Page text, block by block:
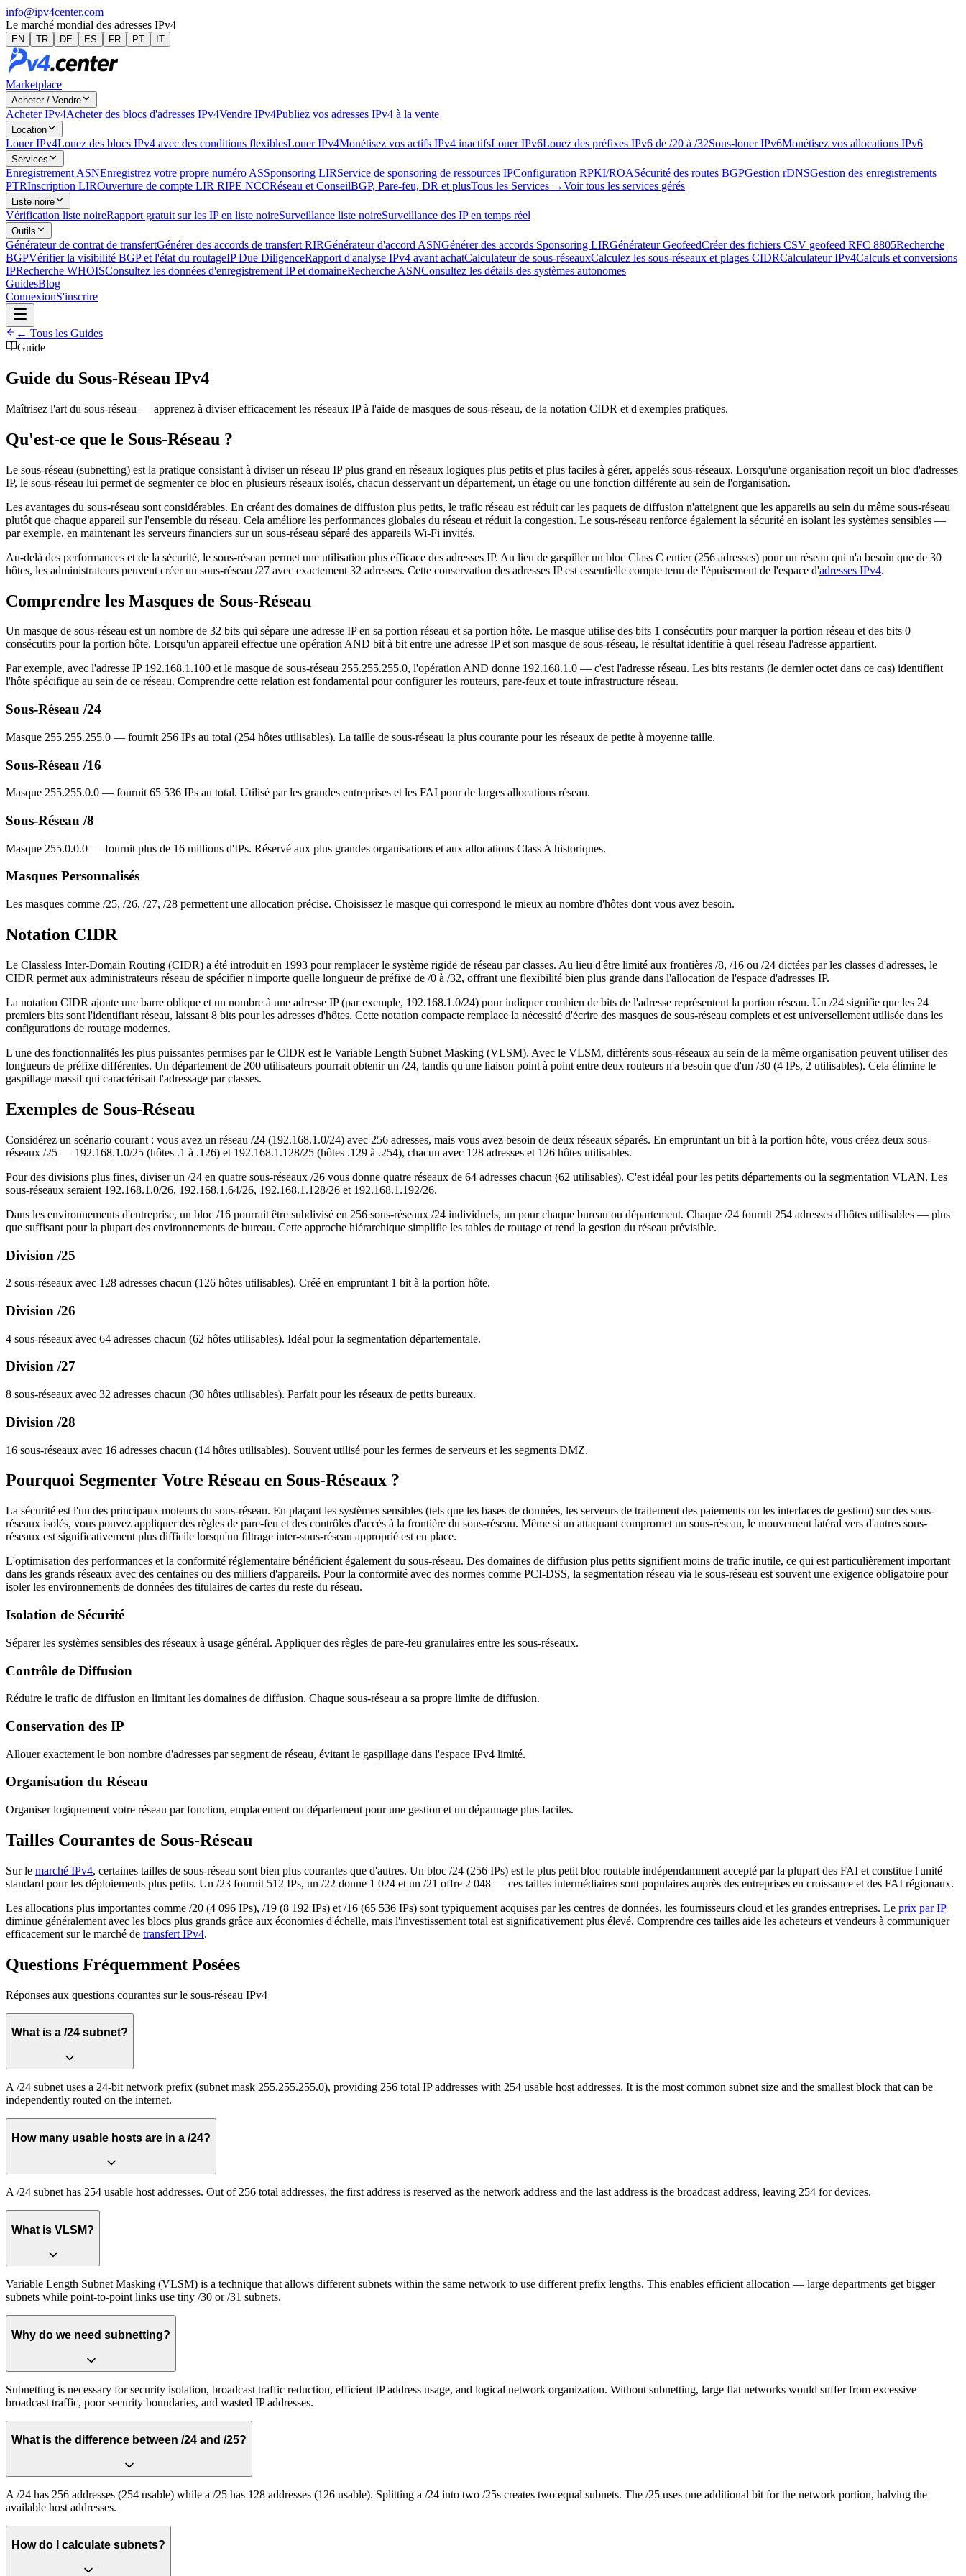
info@ipv4center.com
Le marché mondial des adresses IPv4
EN TR DE ES FR PT IT
Marketplace
Acheter / Vendre
Acheter IPv4Acheter des blocs d'adresses IPv4Vendre IPv4Publiez vos adresses IPv4 à la vente
Location
Louer IPv4Louez des blocs IPv4 avec des conditions flexiblesLouer IPv4Monétisez vos actifs IPv4 inactifsLouer IPv6Louez des préfixes IPv6 de /20 à /32Sous-louer IPv6Monétisez vos allocations IPv6
Services
Enregistrement ASNEnregistrez votre propre numéro ASSponsoring LIRService de sponsoring de ressources IPConfiguration RPKI/ROASécurité des routes BGPGestion rDNSGestion des enregistrements
PTRInscription LIROuverture de compte LIR RIPE NCCRéseau et ConseilBGP, Pare-feu, DR et plusTous les Services →Voir tous les services gérés
Liste noire
Vérification liste noireRapport gratuit sur les IP en liste noireSurveillance liste noireSurveillance des IP en temps réel
Outils
Générateur de contrat de transfertGénérer des accords de transfert RIRGénérateur d'accord ASNGénérer des accords Sponsoring LIRGénérateur GeofeedCréer des fichiers CSV geofeed RFC 8805Recherche
BGPVérifier la visibilité BGP et l'état du routageIP Due DiligenceRapport d'analyse IPv4 avant achatCalculateur de sous-réseauxCalculez les sous-réseaux et plages CIDRCalculateur IPv4Calculs et conversions
IPRecherche WHOISConsultez les données d'enregistrement IP et domaineRecherche ASNConsultez les détails des systèmes autonomes
GuidesBlog
ConnexionS'inscrire
← Tous les Guides
Guide
Guide du Sous-Réseau IPv4
Maîtrisez l'art du sous-réseau — apprenez à diviser efficacement les réseaux IP à l'aide de masques de sous-réseau, de la notation CIDR et d'exemples pratiques.
Qu'est-ce que le Sous-Réseau ?
Le sous-réseau (subnetting) est la pratique consistant à diviser un réseau IP plus grand en réseaux logiques plus petits et plus faciles à gérer, appelés sous-réseaux. Lorsqu'une organisation reçoit un bloc d'adresses
IP, le sous-réseau lui permet de segmenter ce bloc en plusieurs réseaux isolés, chacun desservant un département, un étage ou une fonction différente au sein de l'organisation.
Les avantages du sous-réseau sont considérables. En créant des domaines de diffusion plus petits, le trafic réseau est réduit car les paquets de diffusion n'atteignent que les appareils au sein du même sous-réseau
plutôt que chaque appareil sur l'ensemble du réseau. Cela améliore les performances globales du réseau et réduit la congestion. Le sous-réseau renforce également la sécurité en isolant les systèmes sensibles —
par exemple, en maintenant les serveurs financiers sur un sous-réseau séparé des appareils Wi-Fi invités.
Au-delà des performances et de la sécurité, le sous-réseau permet une utilisation plus efficace des adresses IP. Au lieu de gaspiller un bloc Class C entier (256 adresses) pour un réseau qui n'a besoin que de 30
hôtes, les administrateurs peuvent créer un sous-réseau /27 avec exactement 32 adresses. Cette conservation des adresses IP est essentielle compte tenu de l'épuisement de l'espace d'adresses IPv4.
Comprendre les Masques de Sous-Réseau
Un masque de sous-réseau est un nombre de 32 bits qui sépare une adresse IP en sa portion réseau et sa portion hôte. Le masque utilise des bits 1 consécutifs pour marquer la portion réseau et des bits 0
consécutifs pour la portion hôte. Lorsqu'un appareil effectue une opération AND bit à bit entre une adresse IP et son masque de sous-réseau, le résultat identifie à quel réseau l'adresse appartient.
Par exemple, avec l'adresse IP 192.168.1.100 et le masque de sous-réseau 255.255.255.0, l'opération AND donne 192.168.1.0 — c'est l'adresse réseau. Les bits restants (le dernier octet dans ce cas) identifient
l'hôte spécifique au sein de ce réseau. Comprendre cette relation est fondamental pour configurer les routeurs, pare-feux et toute infrastructure réseau.
Sous-Réseau /24
Masque 255.255.255.0 — fournit 256 IPs au total (254 hôtes utilisables). La taille de sous-réseau la plus courante pour les réseaux de petite à moyenne taille.
Sous-Réseau /16
Masque 255.255.0.0 — fournit 65 536 IPs au total. Utilisé par les grandes entreprises et les FAI pour de larges allocations réseau.
Sous-Réseau /8
Masque 255.0.0.0 — fournit plus de 16 millions d'IPs. Réservé aux plus grandes organisations et aux allocations Class A historiques.
Masques Personnalisés
Les masques comme /25, /26, /27, /28 permettent une allocation précise. Choisissez le masque qui correspond le mieux au nombre d'hôtes dont vous avez besoin.
Notation CIDR
Le Classless Inter-Domain Routing (CIDR) a été introduit en 1993 pour remplacer le système rigide de réseau par classes. Au lieu d'être limité aux frontières /8, /16 ou /24 dictées par les classes d'adresses, le
CIDR permet aux administrateurs réseau de spécifier n'importe quelle longueur de préfixe de /0 à /32, offrant une flexibilité bien plus grande dans l'allocation de l'espace d'adresses IP.
La notation CIDR ajoute une barre oblique et un nombre à une adresse IP (par exemple, 192.168.1.0/24) pour indiquer combien de bits de l'adresse représentent la portion réseau. Un /24 signifie que les 24
premiers bits sont l'identifiant réseau, laissant 8 bits pour les adresses d'hôtes. Cette notation compacte remplace la nécessité d'écrire des masques de sous-réseau complets et est universellement utilisée dans les
configurations de routage modernes.
L'une des fonctionnalités les plus puissantes permises par le CIDR est le Variable Length Subnet Masking (VLSM). Avec le VLSM, différents sous-réseaux au sein de la même organisation peuvent utiliser des
longueurs de préfixe différentes. Un département de 200 utilisateurs pourrait obtenir un /24, tandis qu'une liaison point à point entre deux routeurs n'a besoin que d'un /30 (4 IPs, 2 utilisables). Cela élimine le
gaspillage massif qui caractérisait l'adressage par classes.
Exemples de Sous-Réseau
Considérez un scénario courant : vous avez un réseau /24 (192.168.1.0/24) avec 256 adresses, mais vous avez besoin de deux réseaux séparés. En empruntant un bit à la portion hôte, vous créez deux sous-
réseaux /25 — 192.168.1.0/25 (hôtes .1 à .126) et 192.168.1.128/25 (hôtes .129 à .254), chacun avec 128 adresses et 126 hôtes utilisables.
Pour des divisions plus fines, diviser un /24 en quatre sous-réseaux /26 vous donne quatre réseaux de 64 adresses chacun (62 utilisables). C'est idéal pour les petits départements ou la segmentation VLAN. Les
sous-réseaux seraient 192.168.1.0/26, 192.168.1.64/26, 192.168.1.128/26 et 192.168.1.192/26.
Dans les environnements d'entreprise, un bloc /16 pourrait être subdivisé en 256 sous-réseaux /24 individuels, un pour chaque bureau ou département. Chaque /24 fournit 254 adresses d'hôtes utilisables — plus
que suffisant pour la plupart des environnements de bureau. Cette approche hiérarchique simplifie les tables de routage et rend la gestion du réseau prévisible.
Division /25
2 sous-réseaux avec 128 adresses chacun (126 hôtes utilisables). Créé en empruntant 1 bit à la portion hôte.
Division /26
4 sous-réseaux avec 64 adresses chacun (62 hôtes utilisables). Idéal pour la segmentation départementale.
Division /27
8 sous-réseaux avec 32 adresses chacun (30 hôtes utilisables). Parfait pour les réseaux de petits bureaux.
Division /28
16 sous-réseaux avec 16 adresses chacun (14 hôtes utilisables). Souvent utilisé pour les fermes de serveurs et les segments DMZ.
Pourquoi Segmenter Votre Réseau en Sous-Réseaux ?
La sécurité est l'un des principaux moteurs du sous-réseau. En plaçant les systèmes sensibles (tels que les bases de données, les serveurs de traitement des paiements ou les interfaces de gestion) sur des sous-
réseaux isolés, vous pouvez appliquer des règles de pare-feu et des contrôles d'accès à la frontière du sous-réseau. Même si un attaquant compromet un sous-réseau, le mouvement latéral vers d'autres sous-
réseaux est significativement plus difficile lorsqu'un filtrage inter-sous-réseau approprié est en place.
L'optimisation des performances et la conformité réglementaire bénéficient également du sous-réseau. Des domaines de diffusion plus petits signifient moins de trafic inutile, ce qui est particulièrement important
dans les grands réseaux avec des centaines ou des milliers d'appareils. Pour la conformité avec des normes comme PCI-DSS, la segmentation réseau via le sous-réseau est souvent une exigence obligatoire pour
isoler les environnements de données des titulaires de cartes du reste du réseau.
Isolation de Sécurité
Séparer les systèmes sensibles des réseaux à usage général. Appliquer des règles de pare-feu granulaires entre les sous-réseaux.
Contrôle de Diffusion
Réduire le trafic de diffusion en limitant les domaines de diffusion. Chaque sous-réseau a sa propre limite de diffusion.
Conservation des IP
Allouer exactement le bon nombre d'adresses par segment de réseau, évitant le gaspillage dans l'espace IPv4 limité.
Organisation du Réseau
Organiser logiquement votre réseau par fonction, emplacement ou département pour une gestion et un dépannage plus faciles.
Tailles Courantes de Sous-Réseau
Sur le marché IPv4, certaines tailles de sous-réseau sont bien plus courantes que d'autres. Un bloc /24 (256 IPs) est le plus petit bloc routable indépendamment accepté par la plupart des FAI et constitue l'unité
standard pour les déploiements plus petits. Un /23 fournit 512 IPs, un /22 donne 1 024 et un /21 offre 2 048 — ces tailles intermédiaires sont populaires auprès des entreprises en croissance et des FAI régionaux.
Les allocations plus importantes comme /20 (4 096 IPs), /19 (8 192 IPs) et /16 (65 536 IPs) sont typiquement acquises par les centres de données, les fournisseurs cloud et les grandes entreprises. Le prix par IP
diminue généralement avec les blocs plus grands grâce aux économies d'échelle, mais l'investissement total est significativement plus élevé. Comprendre ces tailles aide les acheteurs et vendeurs à communiquer
efficacement sur le marché de transfert IPv4.
Questions Fréquemment Posées
Réponses aux questions courantes sur le sous-réseau IPv4
What is a /24 subnet?
A /24 subnet uses a 24-bit network prefix (subnet mask 255.255.255.0), providing 256 total IP addresses with 254 usable host addresses. It is the most common subnet size and the smallest block that can be
independently routed on the internet.
How many usable hosts are in a /24?
A /24 subnet has 254 usable host addresses. Out of 256 total addresses, the first address is reserved as the network address and the last address is the broadcast address, leaving 254 for devices.
What is VLSM?
Variable Length Subnet Masking (VLSM) is a technique that allows different subnets within the same network to use different prefix lengths. This enables efficient allocation — large departments get bigger
subnets while point-to-point links use tiny /30 or /31 subnets.
Why do we need subnetting?
Subnetting is necessary for security isolation, broadcast traffic reduction, efficient IP address usage, and logical network organization. Without subnetting, large flat networks would suffer from excessive
broadcast traffic, poor security boundaries, and wasted IP addresses.
What is the difference between /24 and /25?
A /24 has 256 addresses (254 usable) while a /25 has 128 addresses (126 usable). Splitting a /24 into two /25s creates two equal subnets. The /25 uses one additional bit for the network portion, halving the
available host addresses.
How do I calculate subnets?